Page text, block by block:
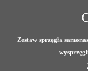
Zestaw sprzęgła